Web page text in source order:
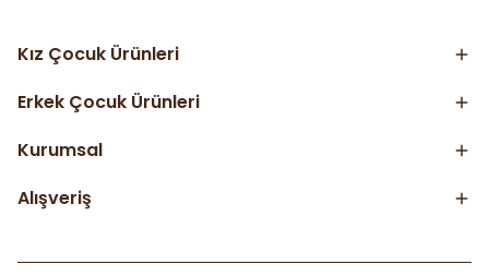
Kız Çocuk Ürünleri
Erkek Çocuk Ürünleri
Kurumsal
Alışveriş